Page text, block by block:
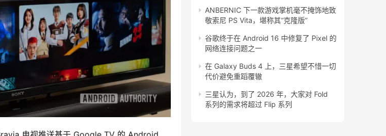
ANBERNIC 下一款游戏掌机毫不掩饰地致
敬索尼 PS Vita，堪称其“克隆版”
谷歌终于在 Android 16 中修复了 Pixel 的
网络连接问题之一
在 Galaxy Buds 4 上，三星希望不惜一切
代价避免重蹈覆辙
三星认为，到了 2026 年，大家对 Fold
系列的需求将超过 Flip 系列